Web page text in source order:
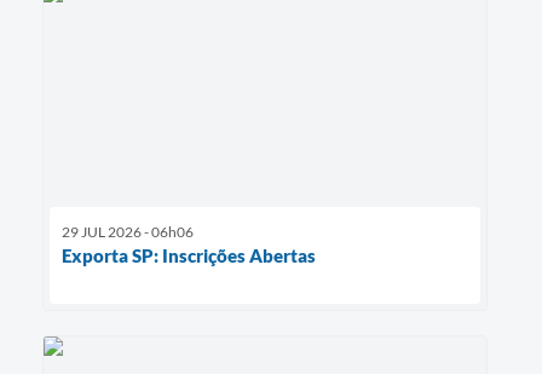
29 JUL 2026 - 06h06
Exporta SP: Inscrições Abertas